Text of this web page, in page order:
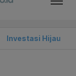
Investasi Hijau